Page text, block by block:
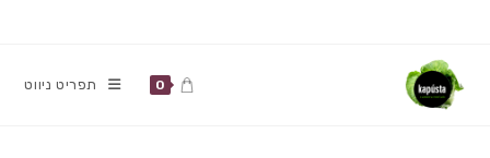
content
0 תפריט ניווט